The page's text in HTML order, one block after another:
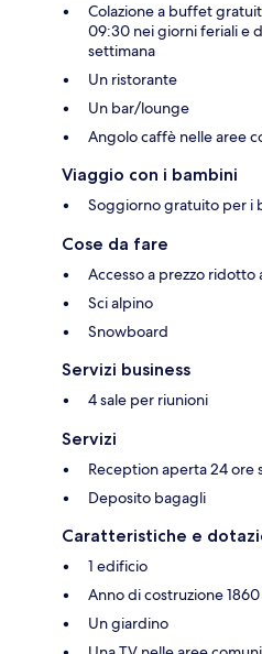
Colazione a buffet
09:30 nei giorni feriali e
settimana
Un ristorante
Un bar/lounge
Angolo caffè nelle aree
Viaggio con i bambini
Soggiorno gratuito per i
Cose da fare
Accesso a prezzo ridotto
Sci alpino
Snowboard
Servizi business
4 sale per riunioni
Servizi
Reception aperta 24 ore
Deposito bagagli
Caratteristiche e
1 edificio
Anno di costruzione 1860
Un giardino